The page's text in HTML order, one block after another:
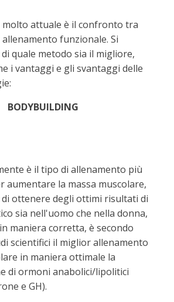
attuale è il confronto tra
funzionale. Si
quale metodo sia il migliore,
i vantaggi e gli svantaggi delle
BODYBUILDING
è il tipo di allenamento più
aumentare la massa muscolare,
ottenere degli ottimi risultati di
sia nell'uomo che nella donna,
maniera corretta, è secondo
scientifici il miglior allenamento
in maniera ottimale la
di ormoni anabolici/lipolitici
e GH).